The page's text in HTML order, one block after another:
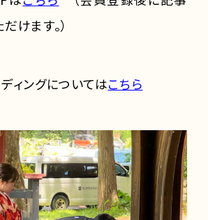
けます。）
ィングについてはこちら